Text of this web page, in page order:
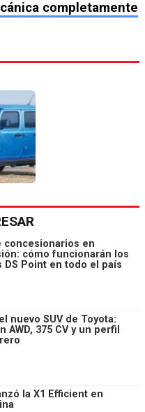
completamente
concesionarios en
cómo funcionarán los
DS Point en todo el país
nuevo SUV de Toyota:
AWD, 375 CV y un perfil
la X1 Efficient en